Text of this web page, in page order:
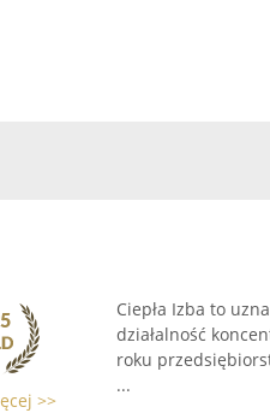
>>
Ciepła Izba to
działalność
roku
...